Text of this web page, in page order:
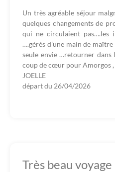
Un très agréable séjour
quelques changements de
qui ne circulaient pas….les
….gérés d’une main de
seule envie …retourner dans
coup de cœur pour Amorgos
JOELLE
départ du 26/04/2026
Très beau voyage